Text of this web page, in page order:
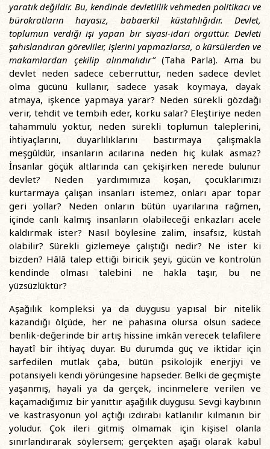
yaratık değildir. Bu, kendinde devletlilik vehmeden politikacı ve
bürokratların hayasız, babaerkil küstahlığıdır. Devlet,
toplumun verdiği işi yapan bir siyasi-idari örgüttür. Devleti
şahıslandıran görevliler, işlerini yapmazlarsa, o kürsülerden ve
makamlardan çekilip alınmalıdır”(Taha Parla). Ama bu
devlet neden sadece ceberruttur, neden sadece devlet
olma gücünü kullanır, sadece yasak koymaya, dayak
atmaya, işkence yapmaya yarar? Neden sürekli gözdağı
verir, tehdit ve tembih eder, korku salar? Eleştiriye neden
tahammülü yoktur, neden sürekli toplumun taleplerini,
ihtiyaçlarını, duyarlılıklarını bastırmaya çalışmakla
meşgûldür, insanların acılarına neden hiç kulak asmaz?
İnsanlar göçük altlarında can çekişirken nerede bulunur
devlet? Neden yardımımıza koşan, çocuklarımızı
kurtarmaya çalışan insanları istemez, onları apar topar
geri yollar? Neden onların bütün uyarılarına rağmen,
içinde canlı kalmış insanların olabileceği enkazları acele
kaldırmak ister? Nasıl böylesine zalim, insafsız, küstah
olabilir? Sürekli gizlemeye çalıştığı nedir? Ne ister ki
bizden? Hâlâ talep ettiği biricik şeyi, gücün ve kontrolün
kendinde olması talebini ne hakla taşır, bu ne
yüzsüzlüktür?
Aşağılık kompleksi ya da duygusu yapısal bir nitelik
kazandığı ölçüde, her ne pahasına olursa olsun sadece
benlik-değerinde bir artış hissine imkân verecek telafilere
hayatî bir ihtiyaç duyar. Bu durumda güç ve iktidar için
sarfedilen mutlak çaba, bütün psikolojik enerjiyi ve
potansiyeli kendi yörüngesine hapseder. Belki de geçmişte
yaşanmış, hayali ya da gerçek, incinmelere verilen ve
kaçamadığımız bir yanıttır aşağılık duygusu. Sevgi kaybının
ve kastrasyonun yol açtığı ızdırabı katlanılır kılmanın bir
yoludur. Çok ileri gitmiş olmamak için kişisel olanla
sınırlandırarak söylersem; gerçekten aşağı olarak kabul